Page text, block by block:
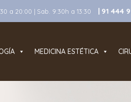
a 20:00 | Sab. 9:30h a 13:30 | 91 444
MEDICINA ESTÉTICA